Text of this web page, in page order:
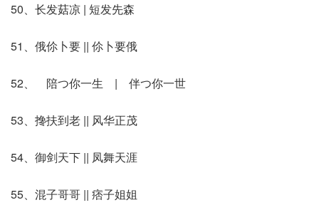
50、长发菇凉 | 短发先森
51、俄伱卜要 || 伱卜要俄
52、ゞ陪つ你一生ゞ|ゞ伴つ你一世ゞ
53、搀扶到老 || 风华正茂
54、御剑天下 || 凤舞天涯
55、混子哥哥 || 痞子姐姐